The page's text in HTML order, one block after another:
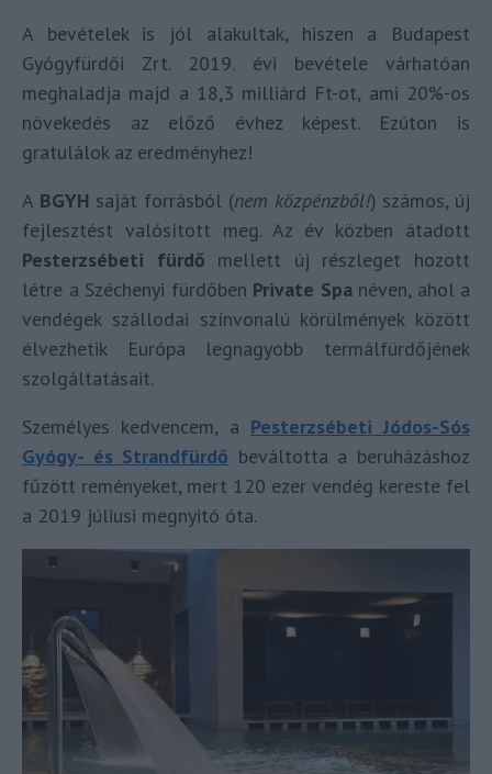
A bevételek is jól alakultak, hiszen a Budapest
Gyógyfürdői Zrt. 2019. évi bevétele várhatóan
meghaladja majd a 18,3 milliárd Ft-ot, ami 20%-os
növekedés az előző évhez képest. Ezúton is
gratulálok az eredményhez!
A BGYH saját forrásból (nem közpénzből!) számos, új
fejlesztést valósított meg. Az év közben átadott
Pesterzsébeti fürdő mellett új részleget hozott
létre a Széchenyi fürdőben Private Spanéven, ahol a
vendégek szállodai színvonalú körülmények között
élvezhetik Európa legnagyobb termálfürdőjének
szolgáltatásait.
Személyes kedvencem, a Pesterzsébeti Jódos-Sós
Gyógy- és Strandfürdő beváltotta a beruházáshoz
fűzött reményeket, mert 120 ezer vendég kereste fel
a 2019 júliusi megnyitó óta.